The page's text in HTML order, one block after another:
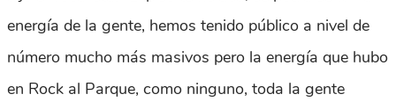
energía de la gente, hemos tenido público a nivel de
número mucho más masivos pero la energía que hubo
en Rock al Parque, como ninguno, toda la gente